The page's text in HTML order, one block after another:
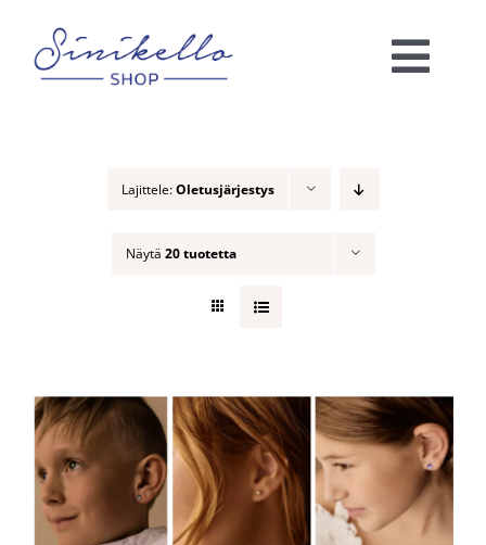
content
Ostoskori
Lajittele:Oletusjärjestys
Näytä 20 tuotetta